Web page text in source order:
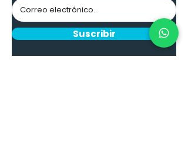
Suscribir